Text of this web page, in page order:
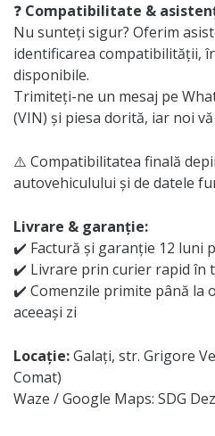
❓ Compatibilitate &
Nu sunteți sigur? Oferim
identificarea compatibilității,
disponibile.
Trimiteți-ne un mesaj pe
(VIN) și piesa dorită, iar noi
⚠️ Compatibilitatea finală
autovehiculului și de datele
Livrare & garanție:
✔️ Factură și garanție 12 luni
✔️ Livrare prin curier rapid în
✔️ Comenzile primite până la
aceeași zi
Locație:Galați, str. Grigore
Comat)
Waze / Google Maps: SDG